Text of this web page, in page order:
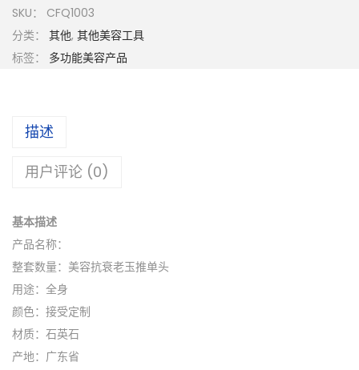
SKU： CFQ1003
分类： 其他, 其他美容工具
标签： 多功能美容产品
描述
用户评论 (0)
基本描述
产品名称：
整套数量：美容抗衰老玉推单头
用途：全身
颜色：接受定制
材质：石英石
产地：广东省